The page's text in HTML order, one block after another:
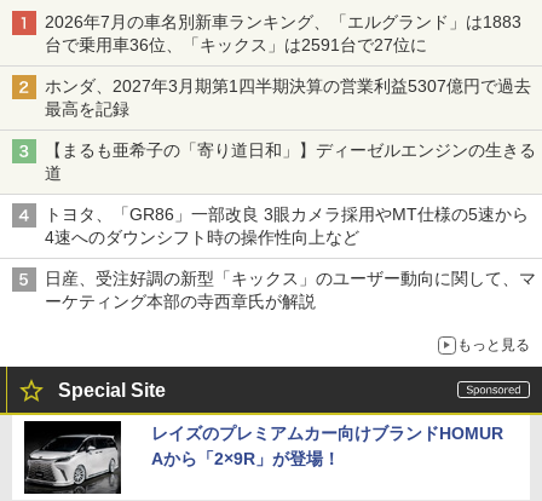
2026年7月の車名別新車ランキング、「エルグランド」は1883
台で乗用車36位、「キックス」は2591台で27位に
ホンダ、2027年3月期第1四半期決算の営業利益5307億円で過去
最高を記録
【まるも亜希子の「寄り道日和」】ディーゼルエンジンの生きる
道
トヨタ、「GR86」一部改良 3眼カメラ採用やMT仕様の5速から
4速へのダウンシフト時の操作性向上など
日産、受注好調の新型「キックス」のユーザー動向に関して、マ
ーケティング本部の寺西章氏が解説
もっと見る
Special Site
レイズのプレミアムカー向けブランドHOMUR
Aから「2×9R」が登場！